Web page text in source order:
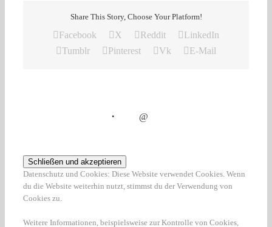
Share This Story, Choose Your Platform!
Facebook X Reddit
LinkedIn
Tumblr
Pinterest Vk E-Mail
・ @
Datenschutz und Cookies: Diese Website verwendet Cookies. Wenn
du die Website weiterhin nutzt, stimmst du der Verwendung von
Cookies zu.
Weitere Informationen, beispielsweise zur Kontrolle von Cookies,